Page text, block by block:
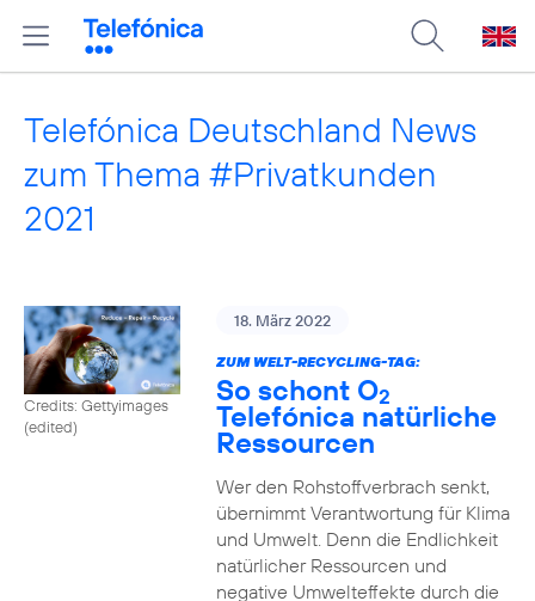
Telefónica Deutschland News
zum Thema #Privatkunden
2021
Credits: Gettyimages
(edited)
18. März 2022
ZUM WELT-RECYCLING-TAG:
So schont O2
Telefónica natürliche
Ressourcen
Wer den Rohstoffverbrach senkt,
übernimmt Verantwortung für Klima
und Umwelt. Denn die Endlichkeit
natürlicher Ressourcen und
negative Umwelteffekte durch die